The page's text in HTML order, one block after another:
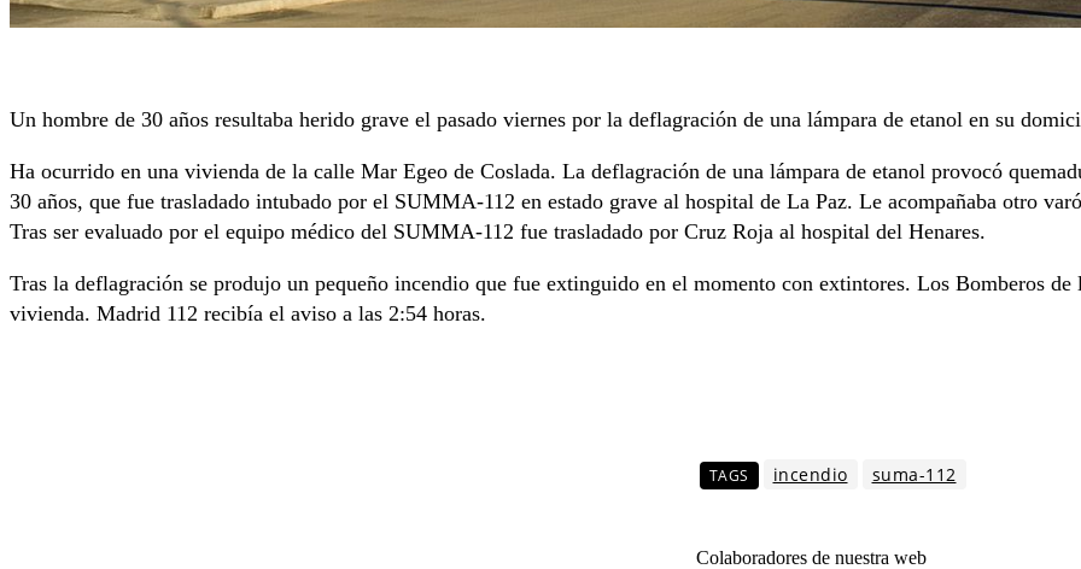
Un hombre de 30 años resultaba herido grave el pasado viernes por la deflagración de una lámpara de etanol en su
Ha ocurrido en una vivienda de la calle Mar Egeo de Coslada. La deflagración de una lámpara de etanol provocó
30 años, que fue trasladado intubado por el SUMMA-112 en estado grave al hospital de La Paz. Le acompañaba otro
Tras ser evaluado por el equipo médico del SUMMA-112 fue trasladado por Cruz Roja al hospital del Henares.
Tras la deflagración se produjo un pequeño incendio que fue extinguido en el momento con extintores. Los Bomberos
vivienda. Madrid 112 recibía el aviso a las 2:54 horas.
TAGS incendio suma-112
Colaboradores de nuestra web